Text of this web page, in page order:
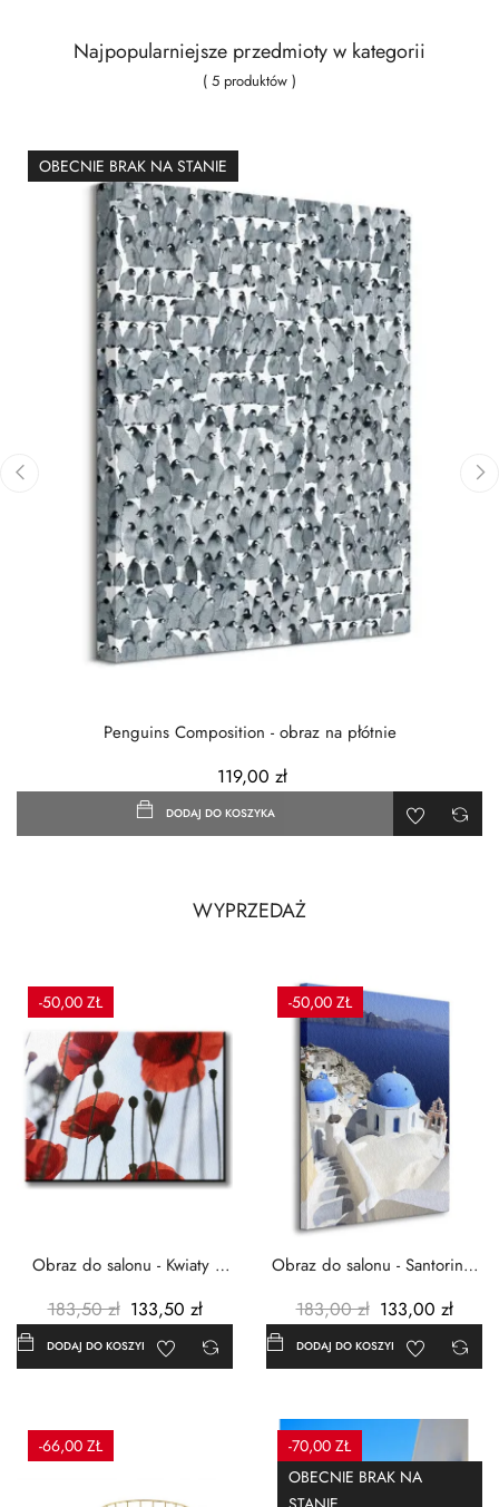
Najpopularniejsze przedmioty w kategorii
( 5 produktów )
OBECNIE BRAK NA STANIE
Penguins Composition - obraz na płótnie
119,00 zł
DODAJ DO KOSZYKA
WYPRZEDAŻ
-50,00 ZŁ
Obraz do salonu - Kwiaty -
183,50 zł 133,50 zł
DODAJ DO KOSZYKA
-50,00 ZŁ
Obraz do salonu - Santorini -
183,00 zł 133,00 zł
DODAJ DO KOSZYKA
-66,00 ZŁ
-70,00 ZŁ
OBECNIE BRAK NA